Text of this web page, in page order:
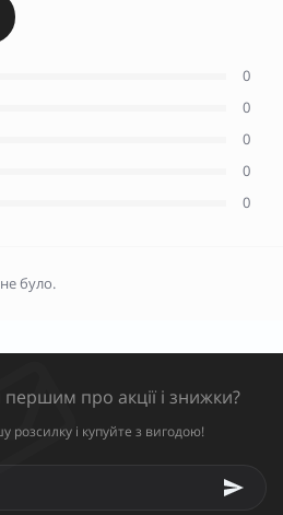
0
0
0
0
0
було.
першим про акції і знижки?
розсилку і купуйте з вигодою!